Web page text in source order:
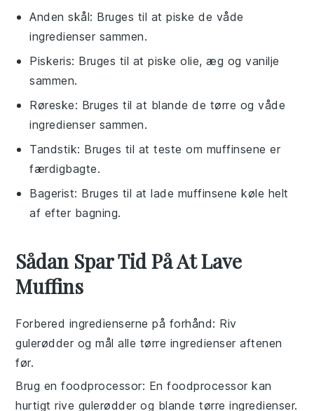
Anden skål: Bruges til at piske de våde
ingredienser sammen.
Piskeris: Bruges til at piske olie, æg og vanilje
sammen.
Røreske: Bruges til at blande de tørre og våde
ingredienser sammen.
Tandstik: Bruges til at teste om muffinsene er
færdigbagte.
Bagerist: Bruges til at lade muffinsene køle helt
af efter bagning.
Sådan Spar Tid På At Lave
Muffins
Forbered ingredienserne på forhånd: Riv
gulerødder og mål alle tørre ingredienser aftenen
før.
Brug en foodprocessor: Enfoodprocessor kan
hurtigt rive gulerødder og blandetørre ingredienser.